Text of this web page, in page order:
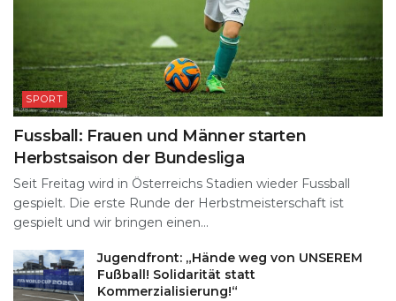
SPORT
Fussball: Frauen und Männer starten
Herbstsaison der Bundesliga
Seit Freitag wird in Österreichs Stadien wieder Fussball
gespielt. Die erste Runde der Herbstmeisterschaft ist
gespielt und wir bringen einen...
Jugendfront: „Hände weg von UNSEREM
Fußball! Solidarität statt
Kommerzialisierung!“